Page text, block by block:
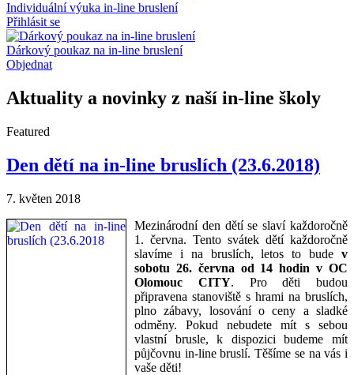
Individuální výuka in-line bruslení
Přihlásit se
Dárkový poukaz na in-line bruslení
Objednat
Aktuality a novinky z naší in-line školy
Featured
Den dětí na in-line bruslích (23.6.2018)
7. květen 2018
Mezinárodní den dětí se slaví každoročně
1. června. Tento svátek dětí každoročně
slavíme i na bruslích, letos to bude v
sobotu 26. června od 14 hodin v OC
Olomouc CITY. Pro děti budou
připravena stanoviště s hrami na bruslích,
plno zábavy, losování o ceny a sladké
odměny. Pokud nebudete mít s sebou
vlastní brusle, k dispozici budeme mít
půjčovnu in-line bruslí. Těšíme se na vás i
vaše děti!